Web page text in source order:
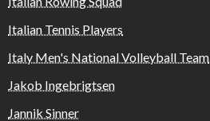
Italian Tennis Players
Italy Men's National Volleyball Team
Jakob Ingebrigtsen
Jannik Sinner